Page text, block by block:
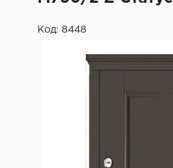
Код: 8448